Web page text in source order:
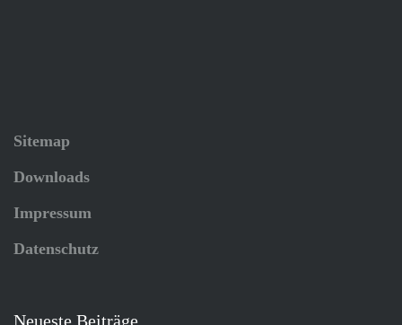
Sitemap
Downloads
Impressum
Datenschutz
Neueste Beiträge